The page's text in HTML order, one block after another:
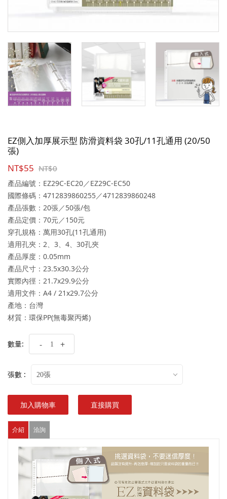
EZ側入加厚展示型 防滑資料袋 30孔/11孔通用 (20/50
張)
NT$55 NT$0
產品編號：EZ29C-EC20／EZ29C-EC50
國際條碼：4712839860255／4712839860248
產品張數：20張／50張/包
產品定價：70元／150元
穿孔規格：萬用30孔(11孔通用)
適用孔夾：2、3、4、30孔夾
產品厚度：0.05mm
產品尺寸：23.5x30.3公分
實際內徑：21.7x29.9公分
適用文件：A4 / 21x29.7公分
產地：台灣
材質：環保PP(無毒聚丙烯)
數量: - +
張數 : 20張
加入購物車 直接購買
介紹 洽詢